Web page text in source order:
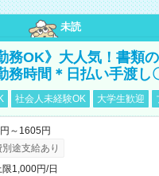
未読
務OK》大人気！書類
務時間＊日払い手渡し
社会人未経験OK 大学生歓迎
～1605円
途支給あり
限1,000円/日